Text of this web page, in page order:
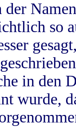
der
so
in
wurde,